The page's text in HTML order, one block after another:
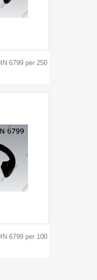
6799 per 250
6799 per 100